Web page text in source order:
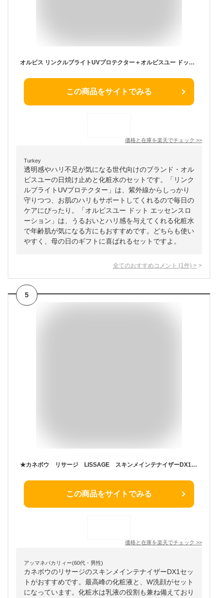
オルビス リンクルブライトUVプロテクター＋オルビスユー ドット エッセンスローション 1か月サイズ 日焼け止め シミ予防 シワ改善 美白 UVケア 日焼け対策 うるおい PA++++ SPF50+ スキンケア ORBIS 公式
この商品をサイトでみる
価格と在庫を楽天でチェック >>
Turkey
透明感やハリ不足が気になる世代向けのブランド・オル
ビスユーの日焼け止めと化粧水のセットです。「リンク
ルブライトUVプロテクター」は、紫外線からしっかり
守りつつ、お肌のハリもサポートしてくれるので毎日の
ケアにぴったり。「オルビスユー ドット エッセンスロ
ーション」は、うるおいとハリ感を与えてくれる化粧水
で年齢肌が気になる方にもおすすめです。どちらも使い
やすく、母の日のギフトに喜ばれるセットですよ。
全てのおすすめコメント (1 件) >
5
★カネボウ リサージ LISSAGE スキンメインテナイザーDX1セット【限定商品】【リサージ緊急企画★25.5.9-5.16】
この商品をサイトでみる
価格と在庫を楽天でチェック >>
アッマネバカリィー(60代・男性)
カネボウのリサージのスキンメインテナイザーDX1セッ
トがおすすめです。最高峰の化粧液と、W洗顔がセット
になっています。化粧水は乳液の役割も兼ね備えており